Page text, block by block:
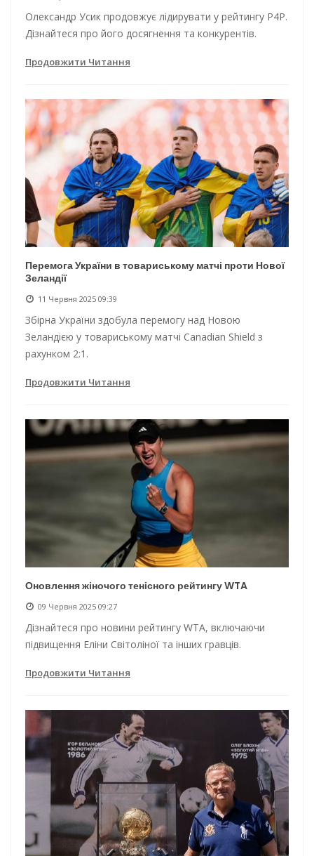
Олександр Усик продовжує лідирувати у рейтингу P4P.
Дізнайтеся про його досягнення та конкурентів.
Продовжити Читання
Перемога України в товариському матчі проти Нової
Зеландії
11 Червня 2025 09:39
Збірна України здобула перемогу над Новою
Зеландією у товариському матчі Canadian Shield з
рахунком 2:1.
Продовжити Читання
Оновлення жіночого тенісного рейтингу WTA
09 Червня 2025 09:27
Дізнайтеся про новини рейтингу WTA, включаючи
підвищення Еліни Світоліної та інших гравців.
Продовжити Читання